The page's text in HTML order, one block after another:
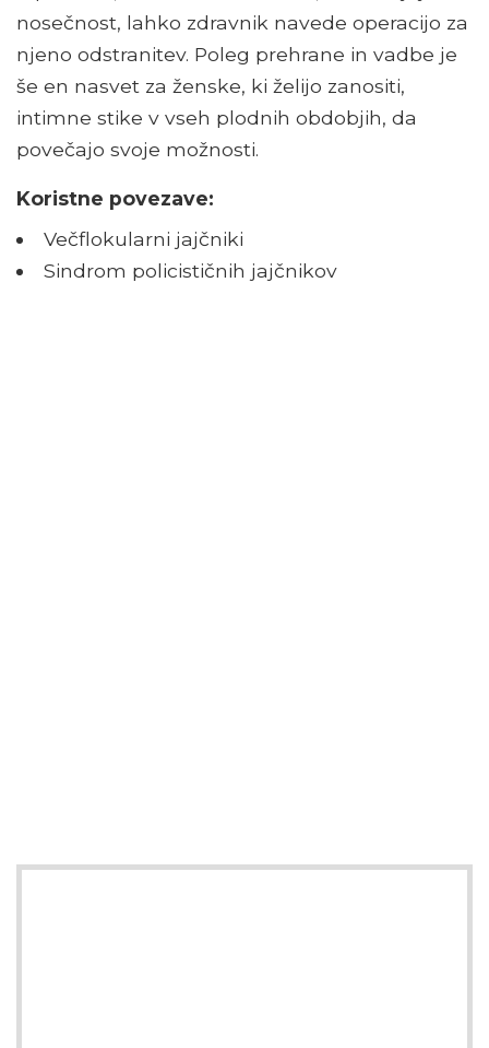
nosečnost, lahko zdravnik navede operacijo za
njeno odstranitev. Poleg prehrane in vadbe je
še en nasvet za ženske, ki želijo zanositi,
intimne stike v vseh plodnih obdobjih, da
povečajo svoje možnosti.
Koristne povezave:
Večflokularni jajčniki
Sindrom policističnih jajčnikov